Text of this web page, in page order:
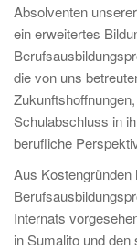
Absolventen
ein erweitertes
die von uns
Schulabschluss in
berufliche
Aus Kostengründen
Internats
in Sumalito und